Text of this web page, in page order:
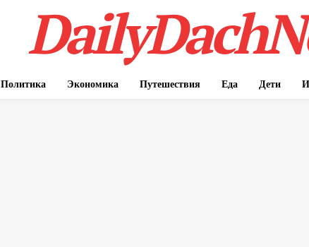
Политика Экономика Путешествия Еда Дети